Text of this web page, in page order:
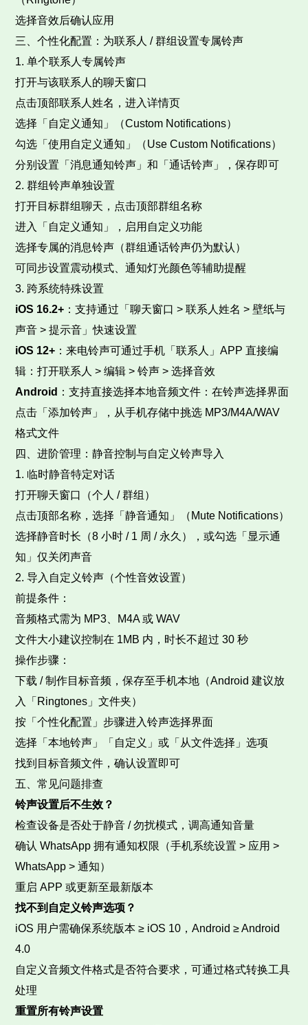
选择音效后确认应用​
三、个性化配置：为联系人 / 群组设置专属铃声​
1. 单个联系人专属铃声​
打开与该联系人的聊天窗口​
点击顶部联系人姓名，进入详情页​
选择「自定义通知」（Custom Notifications）​
勾选「使用自定义通知」（Use Custom Notifications）​
分别设置「消息通知铃声」和「通话铃声」，保存即可​
2. 群组铃声单独设置​
打开目标群组聊天，点击顶部群组名称​
进入「自定义通知」，启用自定义功能​
选择专属的消息铃声（群组通话铃声仍为默认）​
可同步设置震动模式、通知灯光颜色等辅助提醒​
3. 跨系统特殊设置​
iOS 16.2+ ：支持通过「聊天窗口 > 联系人姓名 > 壁纸与
声音 > 提示音」快速设置​
iOS 12+ ：来电铃声可通过手机「联系人」APP 直接编
辑：打开联系人 > 编辑 > 铃声 > 选择音效​
Android ：支持直接选择本地音频文件：在铃声选择界面
点击「添加铃声」，从手机存储中挑选 MP3/M4A/WAV
格式文件​
四、进阶管理：静音控制与自定义铃声导入​
1. 临时静音特定对话​
打开聊天窗口（个人 / 群组）​
点击顶部名称，选择「静音通知」（Mute Notifications）​
选择静音时长（8 小时 / 1 周 / 永久），或勾选「显示通
知」仅关闭声音​
2. 导入自定义铃声（个性音效设置）​
前提条件：​
音频格式需为 MP3、M4A 或 WAV​
文件大小建议控制在 1MB 内，时长不超过 30 秒​
操作步骤：​
下载 / 制作目标音频，保存至手机本地（Android 建议放
入「Ringtones」文件夹）​
按「个性化配置」步骤进入铃声选择界面​
选择「本地铃声」「自定义」或「从文件选择」选项​
找到目标音频文件，确认设置即可​
五、常见问题排查​
铃声设置后不生效？
检查设备是否处于静音 / 勿扰模式，调高通知音量​
确认 WhatsApp 拥有通知权限（手机系统设置 > 应用 >
WhatsApp > 通知）​
重启 APP 或更新至最新版本​
找不到自定义铃声选项？
iOS 用户需确保系统版本 ≥ iOS 10，Android ≥ Android
4.0​
自定义音频文件格式是否符合要求，可通过格式转换工具
处理​
重置所有铃声设置